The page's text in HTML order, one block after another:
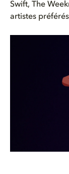
Swift, The
artistes